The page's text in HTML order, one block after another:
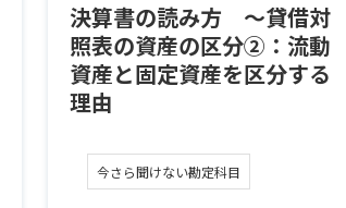
決算書の読み方 ～貸借対
照表の資産の区分②：流動
資産と固定資産を区分する
理由
今さら聞けない勘定科目